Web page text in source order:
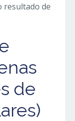
resultado de
de